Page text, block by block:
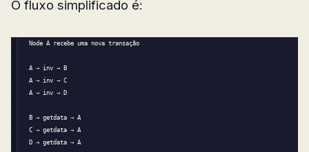
O fluxo simplificado é:
Node A recebe uma nova transação
A → inv → B
A → inv → C
A → inv → D
B → getdata → A
C → getdata → A
D → getdata → A